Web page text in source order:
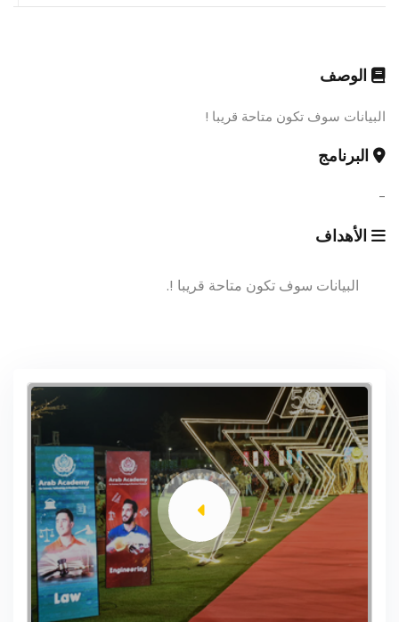
الوصف
البيانات سوف تكون متاحة قريبا !
البرنامج
-
الأهداف
البيانات سوف تكون متاحة قريبا !.